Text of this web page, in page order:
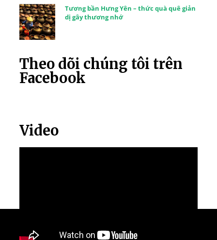
Tương bần Hưng Yên – thức quà quê giản
dị gây thương nhớ
Theo dõi chúng tôi trên
Facebook
Video